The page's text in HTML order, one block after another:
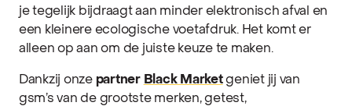
je tegelijk bijdraagt aan minder elektronisch afval en
een kleinere ecologische voetafdruk. Het komt er
alleen op aan om de juiste keuze te maken.
Dankzij onze partner Black Marketgeniet jij van
gsm’s van de grootste merken, getest,